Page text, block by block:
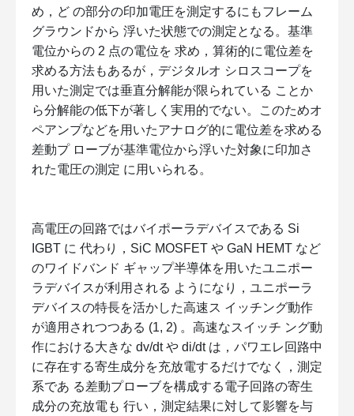
め，ど の部分の印加電圧を測定するにもフレーム
グラウンドから 浮いた状態での測定となる。基準
電位からの 2 点の電位を 求め，算術的に電位差を
求める方法もあるが，デジタルオ シロスコープを
用いた測定では垂直分解能が限られている ことか
ら分解能の低下が著しく実用的でない。このためオ
ペアンプなどを用いたアナログ的に電位差を求める
差動プ ローブが基準電位から浮いた対象に印加さ
れた電圧の測定 に用いられる。
高電圧の回路ではバイポーラデバイスである Si
IGBT に 代わり，SiC MOSFET や GaN HEMT など
のワイドバンド ギャップ半導体を用いたユニポー
ラデバイスが利用される ようになり，ユニポーラ
デバイスの特長を活かした高速ス イッチング動作
が適用されつつある (1, 2) 。高速なスイッチ ング動
作における大きな dv/dt や di/dt は，パワエレ回路中
に存在する寄生成分を充放電するだけでなく，測定
系であ る差動プローブを構成する電子回路の寄生
成分の充放電も 行い，測定結果に対して影響を与